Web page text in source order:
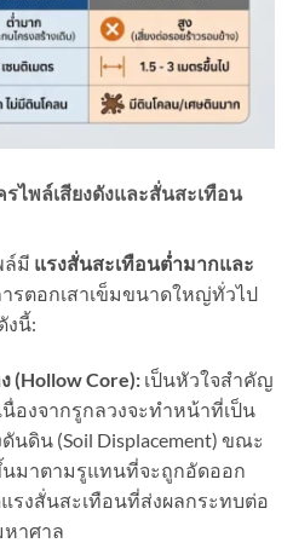
ไพล์เสียงดังและสั่นสะเทือน
ล์มี แรงสั่นสะเทือนต่ำมากและ
ารตอกเสาเข็มขนาดใหญ่ทั่วไป
งนี้:
(Hollow Core):เป็นหัวใจสำคัญ
องจากรูกลวงจะทำหน้าที่เป็น
ดิน (Soil Displacement) ขณะ
มาตามรูแทนที่จะถูกอัดออก
รงสั่นสะเทือนที่ส่งผลกระทบต่อ
หาศาล